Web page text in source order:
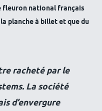
fleuron national français
planche à billet et que du
racheté par le
La société
d’envergure